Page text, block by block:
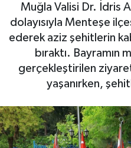
Muğla Valisi Dr. İdris
dolayısıyla Menteşe
ederek aziz şehitlerin
bıraktı. Bayramın
gerçekleştirilen
yaşanırken,
HABER
LOJİSTİK
MAGAZİN
SAĞLIK
Tüm Manşetler
Son Dakika Haberleri
Haber Arşivi